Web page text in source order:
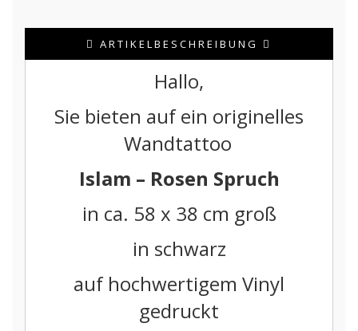
ARTIKELBESCHREIBUNG
Hallo,
Sie bieten auf ein originelles
Wandtattoo
Islam – Rosen Spruch
in ca. 58 x 38 cm groß
in schwarz
auf hochwertigem Vinyl
gedruckt